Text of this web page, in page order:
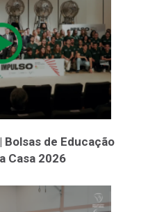
Bolsas de Educação
Casa 2026